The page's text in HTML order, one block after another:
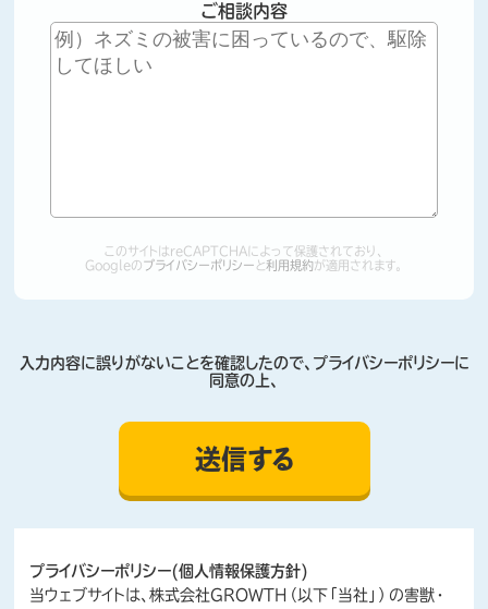
ご相談内容
このサイトはreCAPTCHAによって保護されており、
Googleのプライバシーポリシー と利用規約が適用されます。
入力内容に誤りがないことを確認したので、プライバシーポリシーに
同意の上、
プライバシーポリシー(個人情報保護方針)
当ウェブサイトは、株式会社GROWTH（以下「当社」）の害獣・